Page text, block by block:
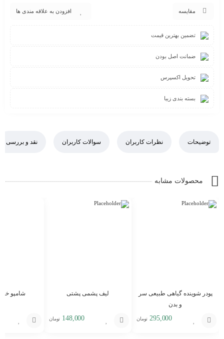
مقایسه افزودن به علاقه مندی ها
تضمین بهترین قیمت
ضمانت اصل بودن
تحویل اکسپرس
بسته بندی زیبا
توضیحات نظرات کاربران سوالات کاربران نقد و بررسی
محصولات مشابه
پودر شوینده گیاهی طبیعی سر
و بدن
295,000 تومان
لیف پشمی پشتی
148,000 تومان
شامپو